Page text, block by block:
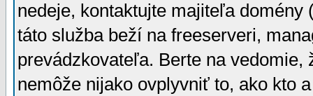
nedeje, kontaktujte majiteľa
táto služba beží na freeserveri,
prevádzkovateľa. Berte na vedomie,
nemôže nijako ovplyvniť to, ako kto